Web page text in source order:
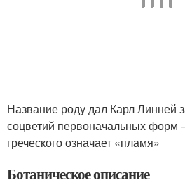
Название роду дал Карл Линней
соцветий первоначальных форм
греческого означает «пламя»
Ботаническое описание